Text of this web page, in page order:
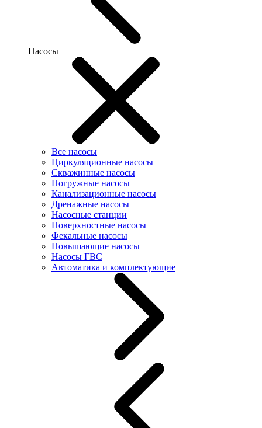
Насосы
Все насосы
Циркуляционные насосы
Скважинные насосы
Погружные насосы
Канализационные насосы
Дренажные насосы
Насосные станции
Поверхностные насосы
Фекальные насосы
Повышающие насосы
Насосы ГВС
Автоматика и комплектующие